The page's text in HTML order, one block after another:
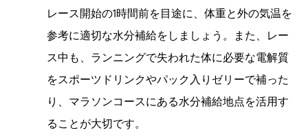
レース開始の1時間前を目途に、体重と外の気温を
参考に適切な水分補給をしましょう。また、レー
ス中も、ランニングで失われた体に必要な電解質
をスポーツドリンクやパック入りゼリーで補った
り、マラソンコースにある水分補給地点を活用す
ることが大切です。